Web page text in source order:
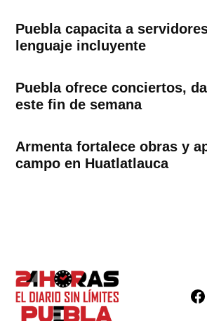
Puebla capacita a
lenguaje incluyente
Puebla ofrece conciertos,
este fin de semana
Armenta fortalece obras y
campo en Huatlatlauca